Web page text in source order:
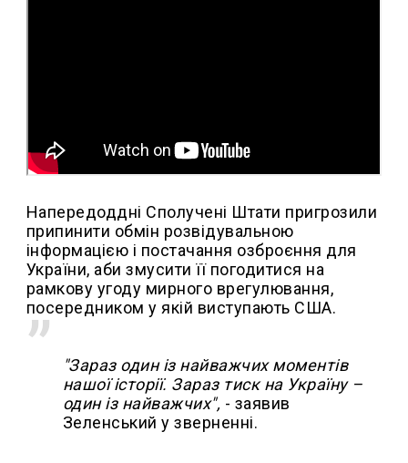
Напередоддні Сполучені Штати пригрозили
припинити обмін розвідувальною
інформацією і постачання озброєння для
України, аби змусити її погодитися на
рамкову угоду мирного врегулювання,
посередником у якій виступають США.
"Зараз один із найважчих моментів
нашої історії. Зараз тиск на Україну –
один із найважчих", - заявив
Зеленський у зверненні.